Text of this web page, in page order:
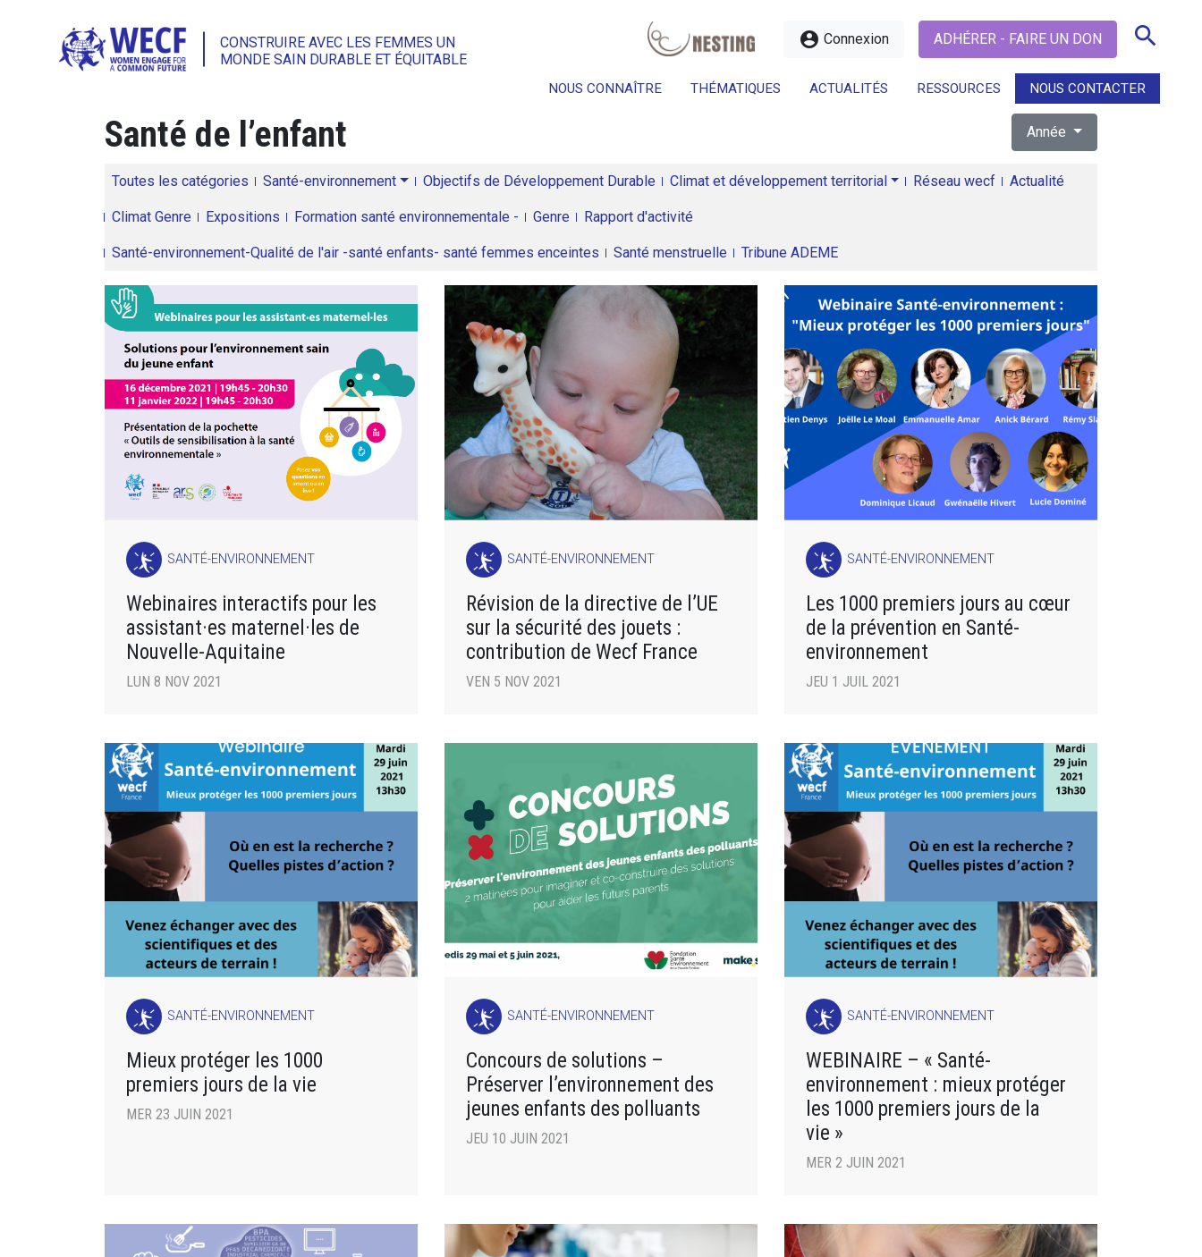
CONSTRUIRE AVEC LES FEMMES UN
MONDE SAIN DURABLE ET ÉQUITABLE
account_circle Connexion ADHÉRER - FAIRE UN DON search
NOUS CONNAÎTRE THÉMATIQUES ACTUALITÉS RESSOURCES NOUS CONTACTER
search
Santé de l’enfant Année
Toutes les catégories Santé-environnement Objectifs de Développement Durable Climat et développement territorial Réseau wecf Actualité
Climat Genre Expositions Formation santé environnementale - Genre Rapport d'activité
Santé-environnement-Qualité de l'air -santé enfants- santé femmes enceintes Santé menstruelle Tribune ADEME
SANTÉ-ENVIRONNEMENT
Webinaires interactifs pour les
assistant·es maternel·les de
Nouvelle-Aquitaine
LUN 8 NOV 2021
SANTÉ-ENVIRONNEMENT
Révision de la directive de l’UE
sur la sécurité des jouets :
contribution de Wecf France
VEN 5 NOV 2021
SANTÉ-ENVIRONNEMENT
Les 1000 premiers jours au cœur
de la prévention en Santé-
environnement
JEU 1 JUIL 2021
SANTÉ-ENVIRONNEMENT
Mieux protéger les 1000
premiers jours de la vie
MER 23 JUIN 2021
SANTÉ-ENVIRONNEMENT
Concours de solutions –
Préserver l’environnement des
jeunes enfants des polluants
JEU 10 JUIN 2021
SANTÉ-ENVIRONNEMENT
WEBINAIRE – « Santé-
environnement : mieux protéger
les 1000 premiers jours de la
vie »
MER 2 JUIN 2021